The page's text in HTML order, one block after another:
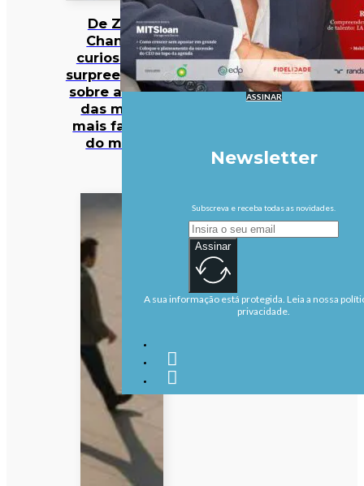
De Zara a
Chanel: 12
curiosidades
surpreendentes
sobre algumas
das marcas
mais famosas
do mundo
ASSINAR
Newsletter
Subscreva e receba todas as novidades.
Assinar
A sua informação está protegida. Leia a nossa
privacidade.